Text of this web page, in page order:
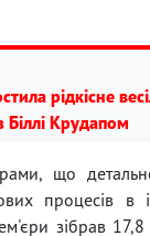
рідкісне
Крудапом
що
процесів в
зібрав